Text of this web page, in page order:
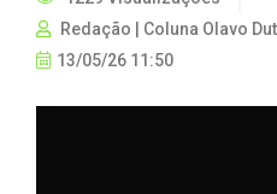
Redação | Coluna Olavo
13/05/26 11:50